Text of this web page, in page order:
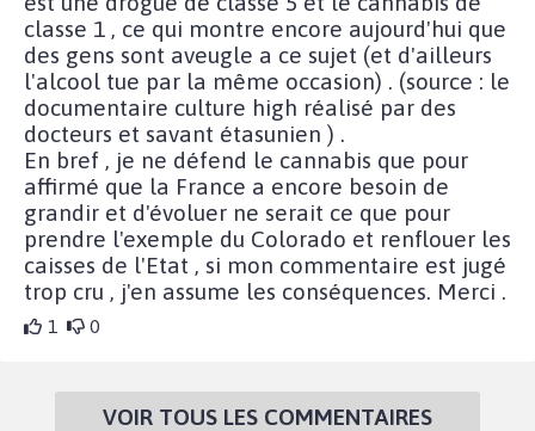
classe 1 , ce qui montre encore aujourd'hui que
des gens sont aveugle a ce sujet (et d'ailleurs
l'alcool tue par la même occasion) . (source : le
documentaire culture high réalisé par des
docteurs et savant étasunien ) .
En bref , je ne défend le cannabis que pour
affirmé que la France a encore besoin de
grandir et d'évoluer ne serait ce que pour
prendre l'exemple du Colorado et renflouer les
caisses de l'Etat , si mon commentaire est jugé
trop cru , j'en assume les conséquences. Merci .
1 0
VOIR TOUS LES COMMENTAIRES